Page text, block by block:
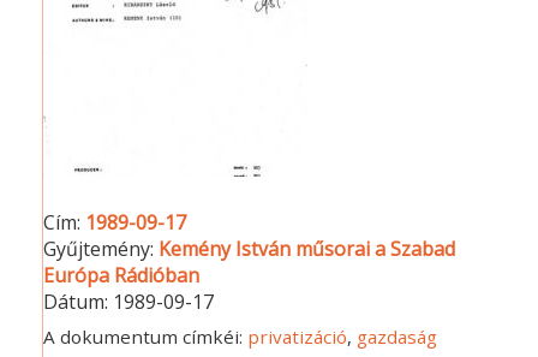
Cím: 1989-09-17
Gyűjtemény: Kemény István műsorai a Szabad
Európa Rádióban
Dátum: 1989-09-17
A dokumentum címkéi: privatizáció, gazdaság